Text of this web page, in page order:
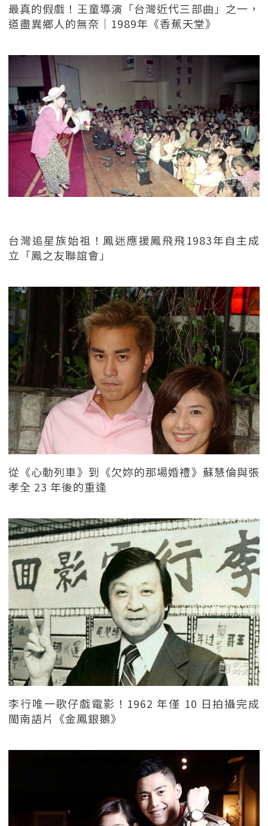
最真的假戲！王童導演「台灣近代三部曲」之一，
道盡異鄉人的無奈｜1989年《香蕉天堂》
台灣追星族始祖！鳳迷應援鳳飛飛1983年自主成
立「鳳之友聯誼會」
從《心動列車》到《欠妳的那場婚禮》蘇慧倫與張
孝全 23 年後的重逢
李行唯一歌仔戲電影！1962 年僅 10 日拍攝完成
閩南語片《金鳳銀鵝》